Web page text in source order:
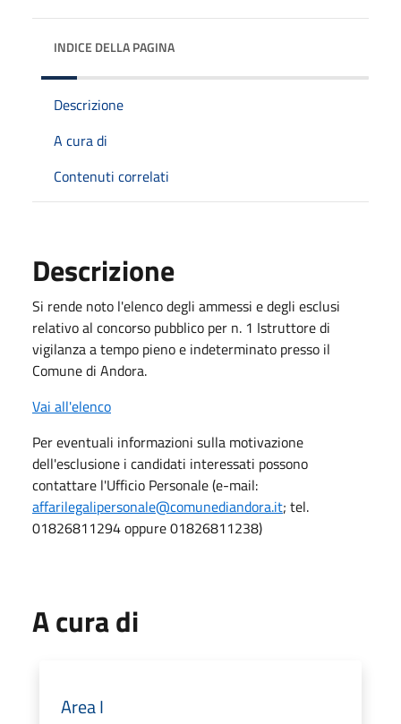
INDICE DELLA PAGINA
Descrizione
A cura di
Contenuti correlati
Descrizione
Si rende noto l'elenco degli ammessi e degli esclusi
relativo al concorso pubblico per n. 1 Istruttore di
vigilanza a tempo pieno e indeterminato presso il
Comune di Andora.
Vai all'elenco
Per eventuali informazioni sulla motivazione
dell'esclusione i candidati interessati possono
contattare l'Ufficio Personale (e-mail:
affarilegalipersonale@comunediandora.it; tel.
01826811294 oppure 01826811238)
A cura di
Area I